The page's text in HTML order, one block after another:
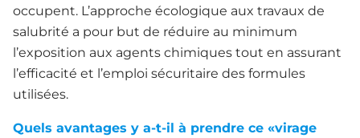
occupent. L’approche écologique aux travaux de
salubrité a pour but de réduire au minimum
l’exposition aux agents chimiques tout en assurant
l’efficacité et l’emploi sécuritaire des formules
utilisées.
Quels avantages y a-t-il à prendre ce «virage